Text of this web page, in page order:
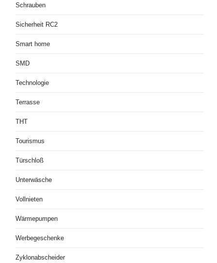
Schrauben
Sicherheit RC2
Smart home
SMD
Technologie
Terrasse
THT
Tourismus
Türschloß
Unterwäsche
Vollnieten
Wärmepumpen
Werbegeschenke
Zyklonabscheider